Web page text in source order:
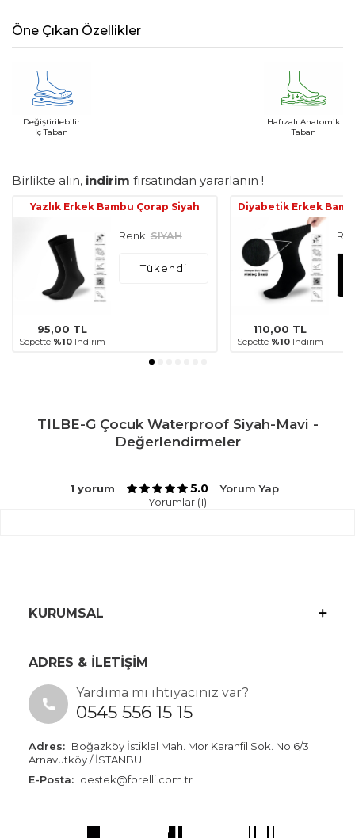
Öne Çıkan Özellikler
Değiştirilebilir
İç Taban
Hafızalı Anatomik
Taban
Birlikte alın, indirim fırsatından yararlanın !
Yazlık Erkek Bambu Çorap Siyah
95,00 TL
Sepette %10Indirim
Renk: SIYAH
Tükendi
Diyabetik Erkek
110,00 TL
Sepette %10Indirim
TILBE-G Çocuk Waterproof Siyah-Mavi -
Değerlendirmeler
1 yorum 5.0
Yorum Yap
Yorumlar (1)
KURUMSAL
ADRES & İLETİŞİM
Yardıma mı ihtiyacınız var?
0545 556 15 15
Adres: Boğazköy İstiklal Mah. Mor Karanfil Sok. No:6/3
Arnavutköy / İSTANBUL
E-Posta: destek@forelli.com.tr